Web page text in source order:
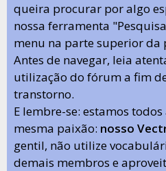
queira procurar por algo
nossa ferramenta
menu na parte superior da
Antes de navegar, leia
utilização do fórum a fim
transtorno.
E lembre-se: estamos
mesma paixão: nosso
gentil, não utilize
demais membros e